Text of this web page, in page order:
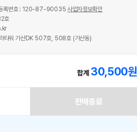
합계 30,500원
판매종료
록번호 : 120-87-90035사업자정보확인
호
타워 가산DK 507호, 508호 (가산동)